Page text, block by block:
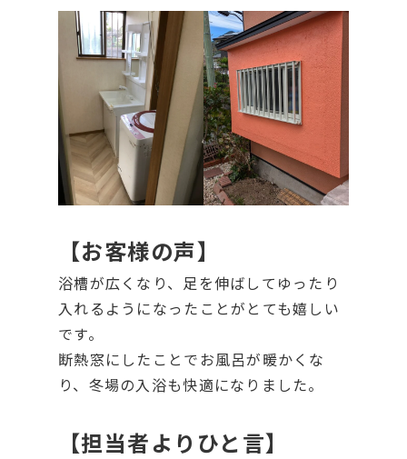
【お客様の声】
浴槽が広くなり、足を伸ばしてゆったり
入れるようになったことがとても嬉しい
です。
断熱窓にしたことでお風呂が暖かくな
り、冬場の入浴も快適になりました。
【担当者よりひと言】